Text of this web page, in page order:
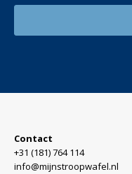
Contact
+31 (181) 764 114
info@mijnstroopwafel.nl